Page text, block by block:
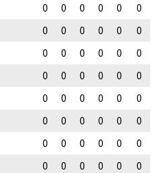
0 0 0 0 0
0
0 0 0 0 0
0
0 0 0 0 0
0
0 0 0 0 0
0
0 0 0 0 0
0
0 0 0 0 0
0
0 0 0 0 0
0
0 0 0 0 0
0